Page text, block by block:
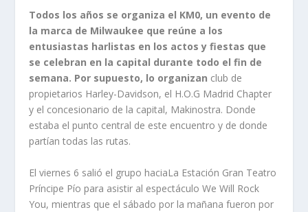
Todos los años se organiza el KM0, un evento de
la marca de Milwaukee que reúne a los
entusiastas harlistas en los actos y fiestas que
se celebran en la capital durante todo el fin de
semana. Por supuesto, lo organizan club de
propietarios Harley-Davidson, el H.O.G Madrid Chapter
y el concesionario de la capital, Makinostra. Donde
estaba el punto central de este encuentro y de donde
partían todas las rutas.
El viernes 6 salió el grupo haciaLa Estación Gran Teatro
Príncipe Pío para asistir al espectáculo We Will Rock
You, mientras que el sábado por la mañana fueron por